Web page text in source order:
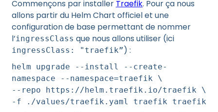
Commençons par installer Traefik. Pour ça nous
allons partir du Helm Chart officiel et une
configuration de base permettant de nommer
l’ingressClass que nous allons utiliser (ici
ingressClass: "traefik” ) :
helm upgrade --install --create-
namespace --namespace=traefik \
--repo https://helm.traefik.io/traefik \
-f ./values/traefik.yaml traefik traefik